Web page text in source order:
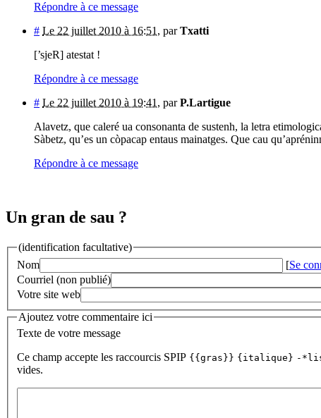
Répondre à ce message
# Le 22 juillet 2010 à 16:51, parTxatti
[’sjeR] atestat !
Répondre à ce message
# Le 22 juillet 2010 à 19:41, parP.Lartigue
Alavetz, que caleré ua consonanta de sustenh, la letra
Sàbetz, qu’es un còpacap entaus mainatges. Que cau
Répondre à ce message
Un gran de sau ?
(identification facultative)
Nom
[Se
Courriel (non publié)
Votre site web
Ajoutez votre commentaire ici
Texte de votre message
Ce champ accepte les raccourcis SPIP {{gras}} {italique} -
vides.